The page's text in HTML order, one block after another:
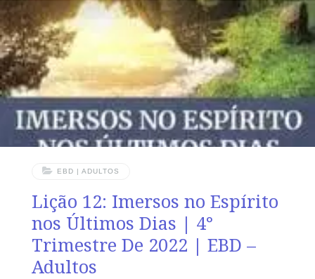
do SENHOR, como as águas cobrem o mar.” (Is 11.9)
VERDADE PRÁTICA O Deus de Abraão, de Isaque e de
Jacó governa soberanamente o seu
EBD | ADULTOS
Lição 12: Imersos no Espírito
nos Últimos Dias | 4°
Trimestre De 2022 | EBD –
Adultos